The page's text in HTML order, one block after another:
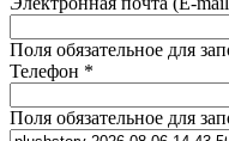
Поля обязательное для
Телефон *
Поля обязательное для